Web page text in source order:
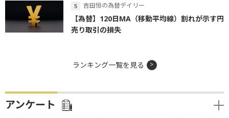
吉田恒の為替デイリー
【為替】120日MA（移動平均線）割れが示す円
売り取引の損失
ランキング一覧を見る
アンケート